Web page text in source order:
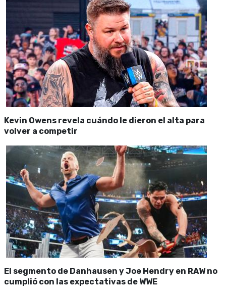
Kevin Owens revela cuándo le dieron el alta para
volver a competir
El segmento de Danhausen y Joe Hendry en RAW no
cumplió con las expectativas de WWE